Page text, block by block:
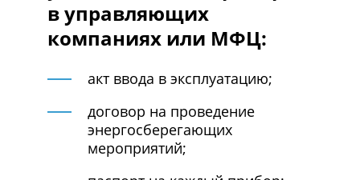
в управляющих
компаниях или МФЦ:
акт ввода в эксплуатацию;
договор на проведение
энергосберегающих
мероприятий;